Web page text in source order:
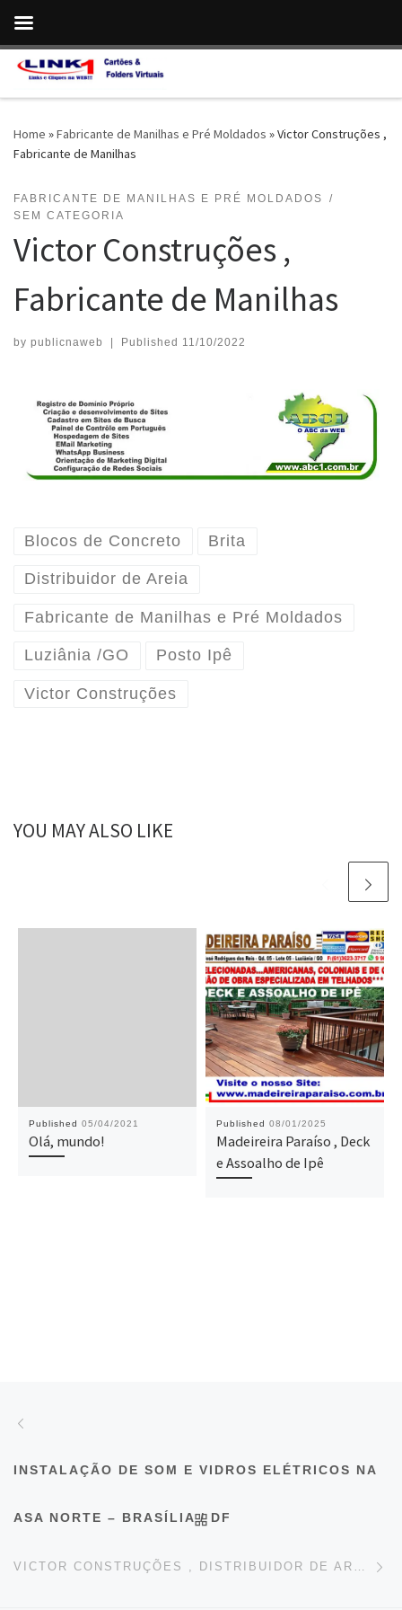
Skip to content
Home »Fabricante de Manilhas e Pré Moldados »Victor Construções ,
Fabricante de Manilhas
FABRICANTE DE MANILHAS E PRÉ MOLDADOS
SEM CATEGORIA
Victor Construções ,
Fabricante de Manilhas
by publicnaweb Published 11/10/2022
Blocos de Concreto Brita
Distribuidor de Areia
Fabricante de Manilhas e Pré Moldados
Luziânia /GO Posto Ipê
Victor Construções
YOU MAY ALSO LIKE
Published 05/04/2021
Olá, mundo!
Published 08/01/2025
Madeireira Paraíso , Deck
e Assoalho de Ipê
Post navigation
INSTALAÇÃO DE SOM E VIDROS ELÉTRICOS NA
ASA NORTE – BRASÍLIA / DFBACK TO POST LIST
VICTOR CONSTRUÇÕES , DISTRIBUIDOR DE AREIA E BRITA